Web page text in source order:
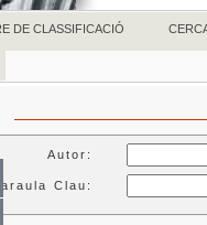
DE CLASSIFICACIÓ
Autor:
Clau: